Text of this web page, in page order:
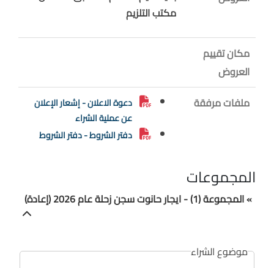
مكتب التلزيم
مكان تقييم
العروض
ملفات مرفقة
دعوة الاعلان - إشعار الإعلان
عن عملية الشراء
دفتر الشروط - دفتر الشروط
المجموعات
» المجموعة (1) - ايجار حانوت سجن زحلة عام 2026 (إعادة)
موضوع الشراء